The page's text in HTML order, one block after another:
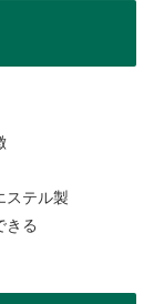
ステル製
きる